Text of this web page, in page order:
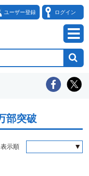
ユーザー登録 ログイン
部突破
表示順